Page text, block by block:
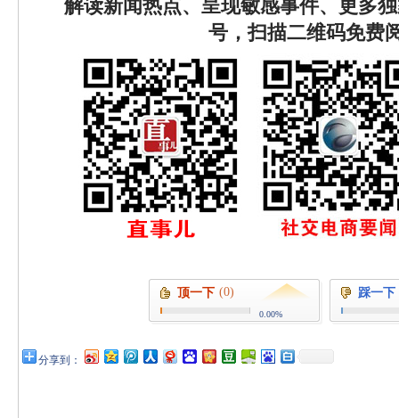
解读新闻热点、呈现敏感事件、更多
号，扫描二维码免费
顶一下 (0)
0.00%
踩一下
分享到：